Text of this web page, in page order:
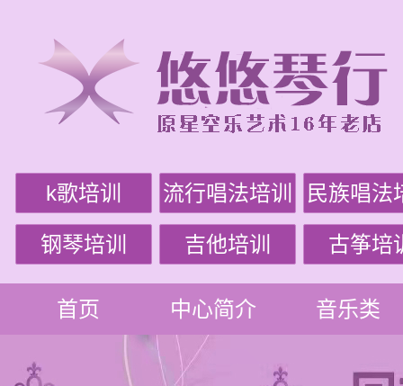
k歌培训 流行唱法培训 民族唱法
钢琴培训 吉他培训 古筝培
首页 中心简介 音乐类